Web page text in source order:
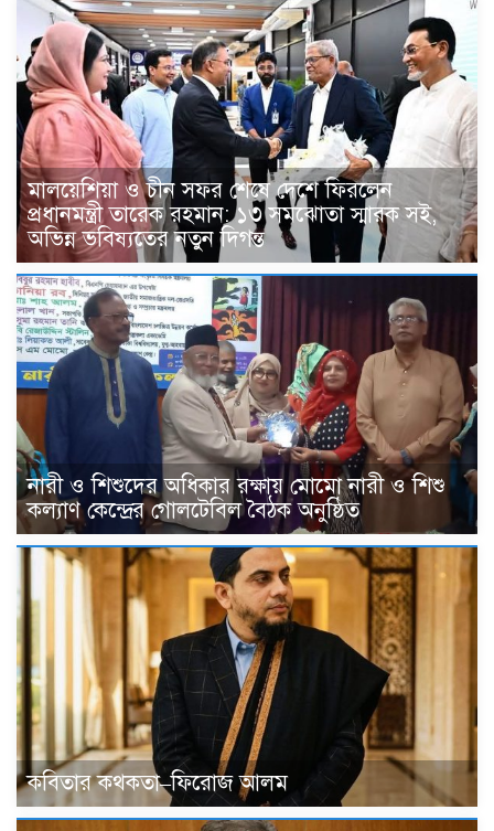
মালয়েশিয়া ও চীন সফর শেষে দেশে ফিরলেন
প্রধানমন্ত্রী তারেক রহমান: ১৩ সমঝোতা স্মারক সই,
অভিন্ন ভবিষ্যতের নতুন দিগন্ত
নারী ও শিশুদের অধিকার রক্ষায় মোমো নারী ও শিশু
কল্যাণ কেন্দ্রের গোলটেবিল বৈঠক অনুষ্ঠিত
কবিতার কথকতা–ফিরোজ আলম